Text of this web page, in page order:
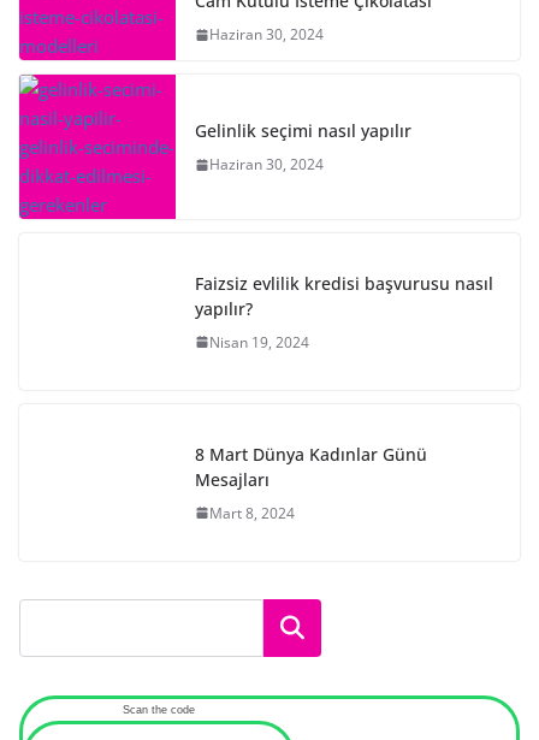
Haziran 30, 2024
Gelinlik seçimi nasıl yapılır
Haziran 30, 2024
Faizsiz evlilik kredisi başvurusu nasıl
yapılır?
Nisan 19, 2024
8 Mart Dünya Kadınlar Günü
Mesajları
Mart 8, 2024
Ara
Scan the code